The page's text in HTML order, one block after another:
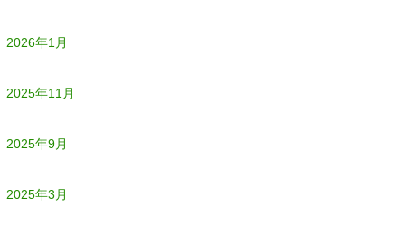
2026年1月
2025年11月
2025年9月
2025年3月